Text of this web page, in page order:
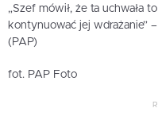
„Szef mówił, że ta uchwała
kontynuować jej wdrażanie”
(PAP)
fot. PAP Foto